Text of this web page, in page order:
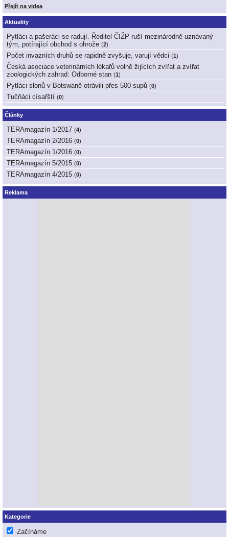
Přejít na videa
Aktuality
Pytláci a pašeráci se radují. Ředitel ČIŽP ruší mezinárodně uznávaný
tým, potírající obchod s ohrože (2)
Počet invazních druhů se rapidně zvyšuje, varují vědci (1)
Česká asociace veterinárních lékařů volně žijících zvířat a zvířat
zoologických zahrad: Odborné stan (1)
Pytláci slonů v Botswaně otrávili přes 500 supů (0)
Tučňáci císařští (0)
Články
TERAmagazín 1/2017 (4)
TERAmagazín 2/2016 (0)
TERAmagazín 1/2016 (0)
TERAmagazín 5/2015 (0)
TERAmagazín 4/2015 (0)
Reklama
Kategorie
Začínáme